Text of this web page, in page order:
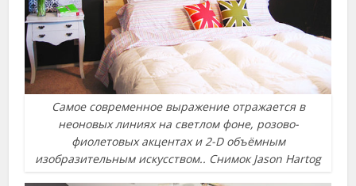
Самое современное выражение отражается в
неоновых линиях на светлом фоне, розово-
фиолетовых акцентах и 2-D объёмным
изобразительным искусством.. Снимок Jason Hartog